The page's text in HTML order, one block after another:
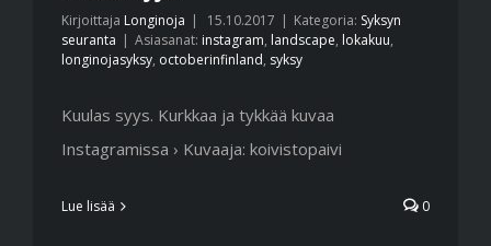
Kirjoittaja Longinoja | 15.10.2017 | Kategoria: Syksyn
seuranta | Asiasanat: instagram, landscape, lokakuu,
longinojasyksy, octoberinfinland, syksy
Kuulas syys. Kurkkaa ja tykkää kuvaa
Instagramissa › Kuvaaja: koivistopaivi
Lue lisää 0